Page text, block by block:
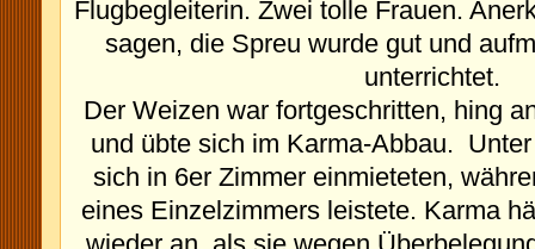
Flugbegleiterin. Zwei tolle Frauen.
sagen, die Spreu wurde gut und
unterrichtet.
Der Weizen war fortgeschritten, hing
und übte sich im Karma-Abbau.
sich in 6er Zimmer einmieteten,
eines Einzelzimmers leistete. Karma